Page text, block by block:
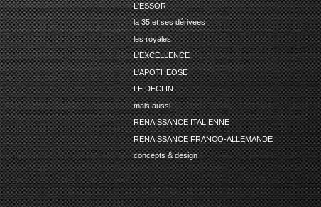
L'ESSOR
la 35 et ses dérivees
les royales
L'EXCELLENCE
L'APOTHEOSE
LE DECLIN
mais aussi...
RENAISSANCE ITALIENNE
RENAISSANCE FRANCO-ALLEMANDE
concepts & design